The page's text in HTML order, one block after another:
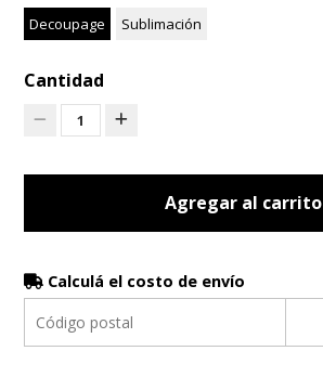
Decoupage Sublimación
Cantidad
1
Agregar al carrito
Calculá el costo de envío